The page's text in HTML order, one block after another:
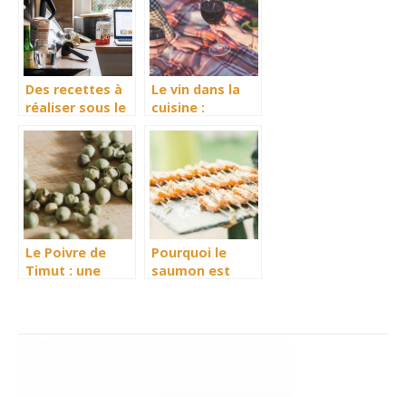
Des recettes à
réaliser sous le
Le vin dans la
cuisine :
notions à
retenir
Le Poivre de
Timut : une
Pourquoi le
saumon est